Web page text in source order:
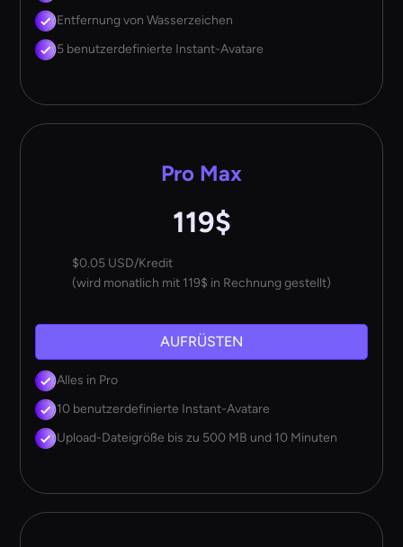
Entfernung von Wasserzeichen
5 benutzerdefinierte Instant-Avatare
Pro Max
119$
$0.05 USD/Kredit
(wird monatlich mit 119$ in Rechnung gestellt)
AUFRÜSTEN
Alles in Pro
10 benutzerdefinierte Instant-Avatare
Upload-Dateigröße bis zu 500 MB und 10 Minuten